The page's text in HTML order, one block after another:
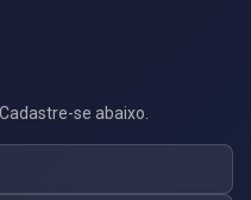
se abaixo.